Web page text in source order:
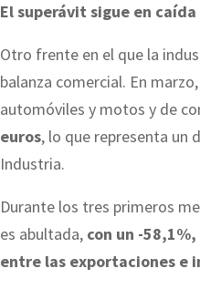
El superávit sigue en caída
Otro frente en el que la
balanza comercial. En
automóviles y motos y de
euros, lo que representa un
Industria.
Durante los tres primeros
es abultada, con un -
entre las exportaciones e